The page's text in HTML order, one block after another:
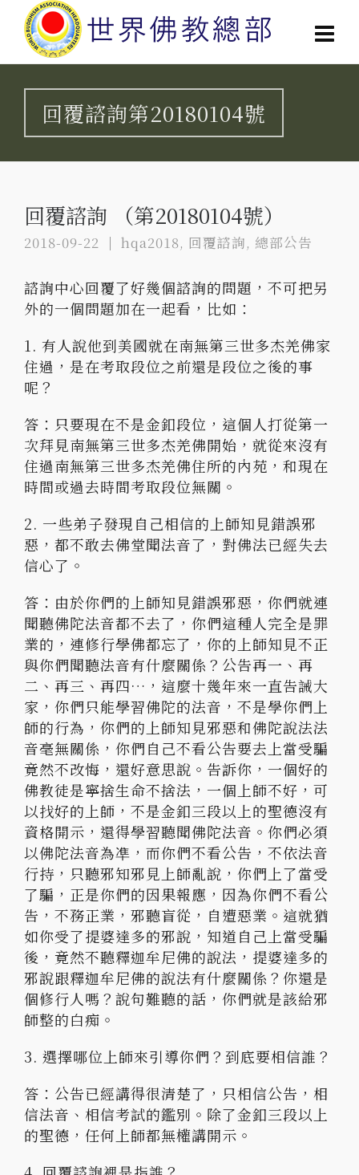
回覆諮詢第20180104號
回覆諮詢 （第20180104號）
2018-09-22 hqa2018, 回覆諮詢, 總部公告
諮詢中心回覆了好幾個諮詢的問題，不可把另
外的一個問題加在一起看，比如：
1. 有人說他到美國就在南無第三世多杰羌佛家
住過，是在考取段位之前還是段位之後的事
呢？
答：只要現在不是金釦段位，這個人打從第一
次拜見南無第三世多杰羌佛開始，就從來沒有
住過南無第三世多杰羌佛住所的內苑，和現在
時間或過去時間考取段位無關。
2. 一些弟子發現自己相信的上師知見錯誤邪
惡，都不敢去佛堂聞法音了，對佛法已經失去
信心了。
答：由於你們的上師知見錯誤邪惡，你們就連
聞聽佛陀法音都不去了，你們這種人完全是罪
業的，連修行學佛都忘了，你的上師知見不正
與你們聞聽法音有什麼關係？公告再一、再
二、再三、再四…，這麼十幾年來一直告誡大
家，你們只能學習佛陀的法音，不是學你們上
師的行為，你們的上師知見邪惡和佛陀說法法
音毫無關係，你們自己不看公告要去上當受騙
竟然不改悔，還好意思說。告訴你，一個好的
佛教徒是寧捨生命不捨法，一個上師不好，可
以找好的上師，不是金釦三段以上的聖德沒有
資格開示，還得學習聽聞佛陀法音。你們必須
以佛陀法音為凖，而你們不看公告，不依法音
行持，只聽邪知邪見上師亂說，你們上了當受
了騙，正是你們的因果報應，因為你們不看公
告，不務正業，邪聽盲從，自遭惡業。這就猶
如你受了提婆達多的邪說，知道自己上當受騙
後，竟然不聽釋迦牟尼佛的說法，提婆達多的
邪說跟釋迦牟尼佛的說法有什麼關係？你還是
個修行人嗎？說句難聽的話，你們就是該給邪
師整的白痴。
3. 選擇哪位上師來引導你們？到底要相信誰？
答：公告已經講得很清楚了，只相信公告，相
信法音、相信考試的鑑別。除了金釦三段以上
的聖德，任何上師都無權講開示。